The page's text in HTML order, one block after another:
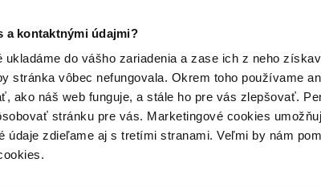
a kontaktnými údajmi?
do vášho zariadenia a zase ich z neho
stránka vôbec nefungovala. Okrem toho používame
ako náš web funguje, a stále ho pre vás zlepšovať.
stránku pre vás. Marketingové cookies
údaje zdieľame aj s tretími stranami. Veľmi by nám
Doplnky